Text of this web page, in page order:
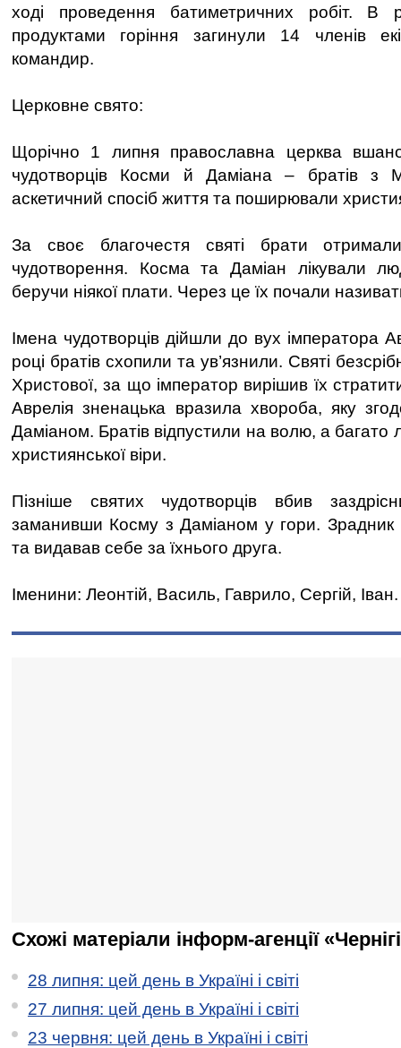
ході проведення батиметричних робіт. В
продуктами горіння загинули 14 членів
командир.
Церковне свято:
Щорічно 1 липня православна церква
чудотворців Косми й Даміана – братів з
аскетичний спосіб життя та поширювали
За своє благочестя святі брати
чудотворення. Косма та Даміан лікували
беручи ніякої плати. Через це їх почали
Імена чудотворців дійшли до вух імператора
році братів схопили та ув’язнили. Святі
Христової, за що імператор вирішив їх
Аврелія зненацька вразила хвороба, яку
Даміаном. Братів відпустили на волю, а
християнської віри.
Пізніше святих чудотворців вбив
заманивши Косму з Даміаном у гори. Зрадник
та видавав себе за їхнього друга.
Іменини: Леонтій, Василь, Гаврило, Сергій, Іван.
Схожі матеріали інформ-агенції
28 липня: цей день в Україні і світі
27 липня: цей день в Україні і світі
23 червня: цей день в Україні і світі